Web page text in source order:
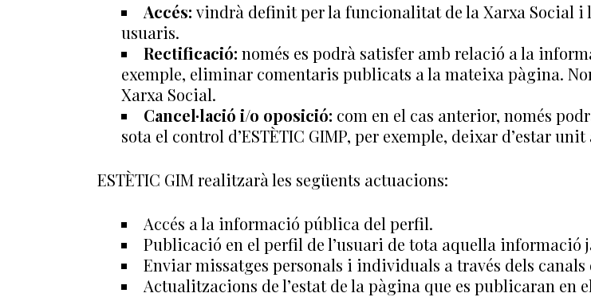
Accés: vindrà definit per la funcionalitat de la Xarxa Social i
usuaris.
Rectificació: només es podrà satisfer amb relació a la
exemple, eliminar comentaris publicats a la mateixa pàgina.
Xarxa Social.
Cancel·lació i/o oposició: com en el cas anterior, només
sota el control d’ESTÈTIC GIMP, per exemple, deixar d’estar
ESTÈTIC GIM realitzarà les següents actuacions:
Accés a la informació pública del perfil.
Publicació en el perfil de l’usuari de tota aquella informació
Enviar missatges personals i individuals a través dels canals
Actualitzacions de l’estat de la pàgina que es publicaran en